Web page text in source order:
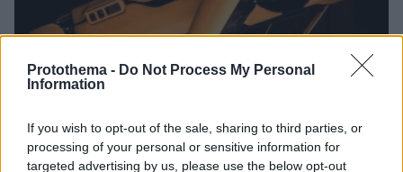
Protothema - Do Not Process My Personal
Information
If you wish to opt-out of the sale, sharing to third parties, or
processing of your personal or sensitive information for
targeted advertising by us, please use the below opt-out